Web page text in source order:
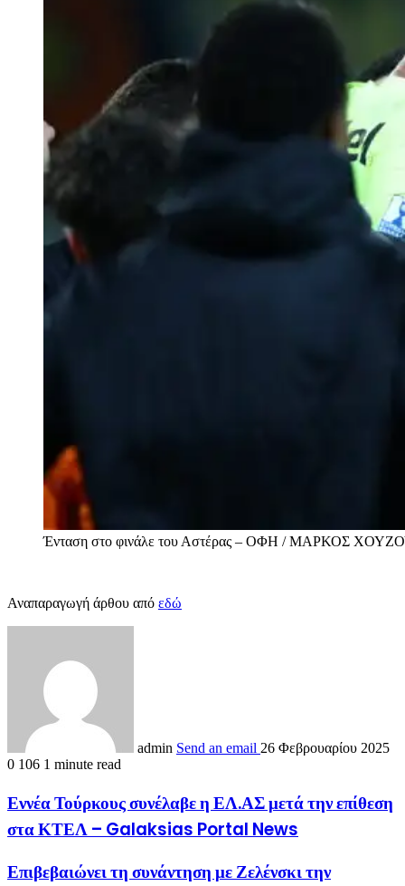
Ένταση στο φινάλε του Αστέρας – ΟΦΗ / ΜΑΡΚΟΣ
Αναπαραγωγή άρθου από εδώ
admin Send an email 26 Φεβρουαρίου 2025
0 106 1 minute read
Εννέα Τούρκους συνέλαβε η ΕΛ.ΑΣ μετά την επίθεση
στα ΚΤΕΛ – Galaksias Portal News
Επιβεβαιώνει τη συνάντηση με Ζελένσκι την